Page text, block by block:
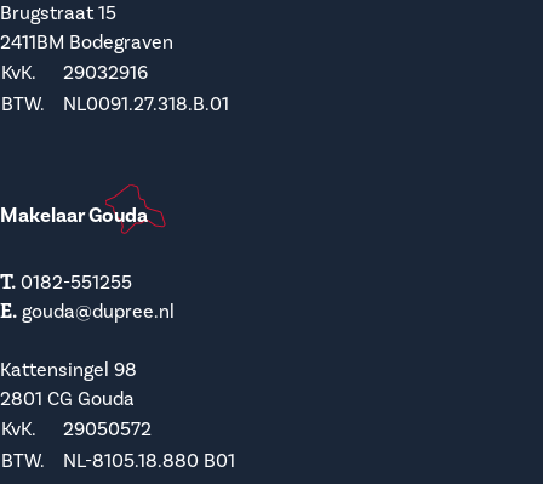
Brugstraat 15
2411BM Bodegraven
KvK.
29032916
BTW.
NL0091.27.318.B.01
Makelaar Gouda
T. 0182-551255
E. gouda@dupree.nl
Kattensingel 98
2801 CG Gouda
KvK.
29050572
BTW.
NL-8105.18.880 B01